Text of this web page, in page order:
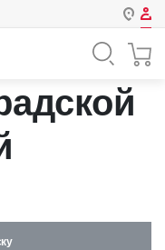
Казахстан
Беларусь